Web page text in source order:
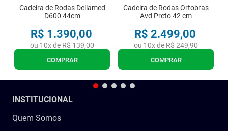
Cadeira de Rodas Dellamed
D600 44cm
R$ 1 .390,00
ou 10x de R$ 139,00
COMPRAR
Cadeira de Rodas Ortobras
Avd Preto 42 cm
R$ 2.499,00
ou 10x de R$ 249,90
COMPRAR
INSTITUCIONAL
Quem Somos